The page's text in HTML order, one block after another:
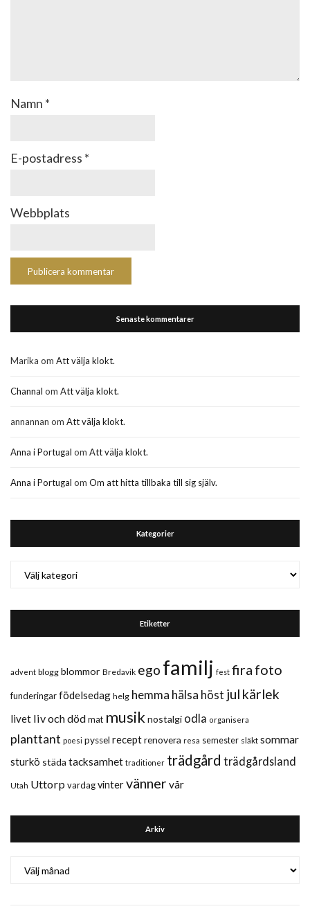
Namn *
E-postadress *
Webbplats
Senaste kommentarer
Marika om Att välja klokt.
Channal om Att välja klokt.
annannan om Att välja klokt.
Anna i Portugal om Att välja klokt.
Anna i Portugal om Om att hitta tillbaka till sig själv.
Kategorier
Etiketter
advent blogg blommor Bredavik ego familj fest fira foto
funderingarfödelsedag helg hemma hälsa höst jul kärlek
livet liv och dödmat musik nostalgi odla organisera
planttant poesi pyssel receptrenovera resa semester släkt sommar
sturkö städa tacksamhet traditioner trädgård trädgårdsland
Utah Uttorp vardagvintervänner vår
Arkiv